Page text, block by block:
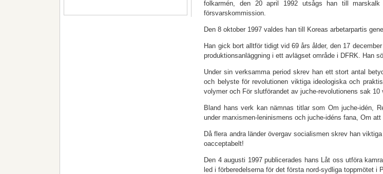
folkarmén, den 20 april 1992 utsågs han till
försvarskommission.
Den 8 oktober 1997 valdes han till Koreas arbetarpartis
Han gick bort alltför tidigt vid 69 års ålder, den 17
produktionsanläggning i ett avlägset område i DFRK. Han
Under sin verksamma period skrev han ett stort antal
och belyste för revolutionen viktiga ideologiska och
volymer och För slutförandet av juche-revolutionens sak 10
Bland hans verk kan nämnas titlar som Om juche-idén,
under marxismen-leninismens och juche-idéns fana, Om
Då flera andra länder övergav socialismen skrev han
oacceptabelt!
Den 4 augusti 1997 publicerades hans Låt oss utföra
led i förberedelserna för det första nord-sydliga toppmötet i